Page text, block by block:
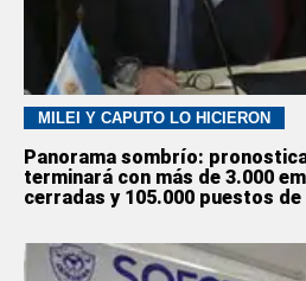
MILEI Y CAPUTO LO HICIERON
Panorama sombrío:
terminará con más de 3.000
cerradas y 105.000 puestos